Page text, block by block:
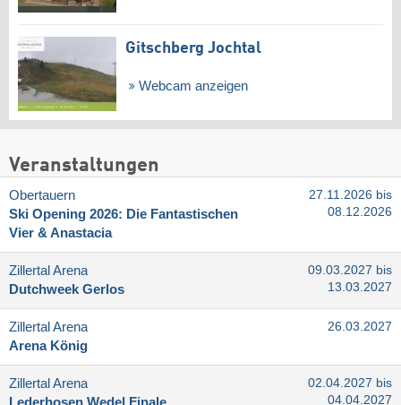
Gitschberg Jochtal
Webcam anzeigen
Veranstaltungen
Obertauern
Ski Opening 2026: Die Fantastischen
Vier & Anastacia
27.11.2026 bis
08.12.2026
Zillertal Arena
Dutchweek Gerlos
09.03.2027 bis
13.03.2027
Zillertal Arena
Arena König
26.03.2027
Zillertal Arena
02.04.2027 bis
04.04.2027